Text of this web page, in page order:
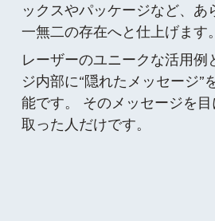
ックスやパッケージなど、あ
一無二の存在へと仕上げます
レーザーのユニークな活用例
ジ内部に“隠れたメッセージ”
能です。 そのメッセージを
取った人だけです。